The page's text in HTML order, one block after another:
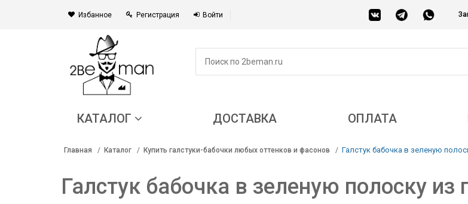
Избанное Регистрация Войти
КАТАЛОГ ДОСТАВКА ОПЛАТА
Главная Каталог Купить галстуки-бабочки любых оттенков и фасонов Галстук бабочка в зеленую
Галстук бабочка в зеленую полоску из